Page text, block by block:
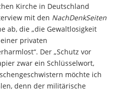
Kirche in Deutschland
mit den NachDenkSeiten
ab, die „die Gewaltlosigkeit
privaten
Der „Schutz vor
zwar ein Schlüsselwort,
möchte ich
denn der militärische